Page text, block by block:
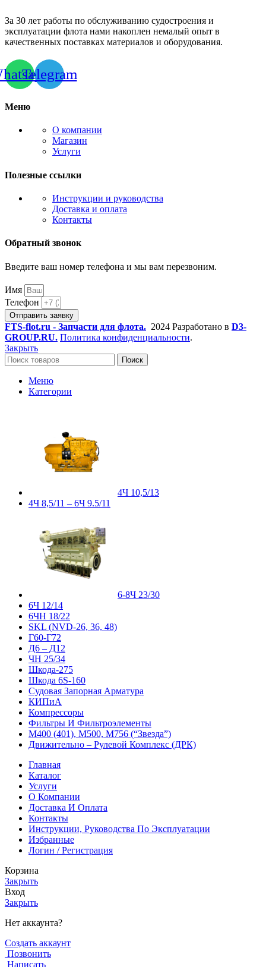
За 30 лет работы по обслуживанию судостроения и
эксплуатации флота нами накоплен немалый опыт в
качественных поставках материалов и оборудования.
Telegram
Меню
О компании
Магазин
Услуги
Полезные ссылки
Инструкции и руководства
Доставка и оплата
Контакты
Обратный звонок
Введите ваш номер телефона и мы вам перезвоним.
Имя
Телефон
Отправить заявку
FTS-flot.ru - Запчасти для флота. 2024 Разработано в D3-
GROUP.RU. Политика конфиденциальности.
Закрыть
Поиск
Меню
Категории
4Ч 10,5/13
4Ч 8,5/11 – 6Ч 9.5/11
6-8Ч 23/30
6Ч 12/14
6ЧН 18/22
SKL (NVD-26, 36, 48)
Г60-Г72
Д6 – Д12
ЧН 25/34
Шкода-275
Шкода 6S-160
Судовая Запорная Арматура
КИПиА
Компрессоры
Фильтры И Фильтроэлементы
М400 (401), М500, М756 (“Звезда”)
Движительно – Рулевой Комплекс (ДРК)
Главная
Каталог
Услуги
О Компании
Доставка И Оплата
Контакты
Инструкции, Руководства По Эксплуатации
Избранные
Логин / Регистрация
Корзина
Закрыть
Вход
Закрыть
Нет аккаунта?
Создать аккаунт
Позвонить
Написать